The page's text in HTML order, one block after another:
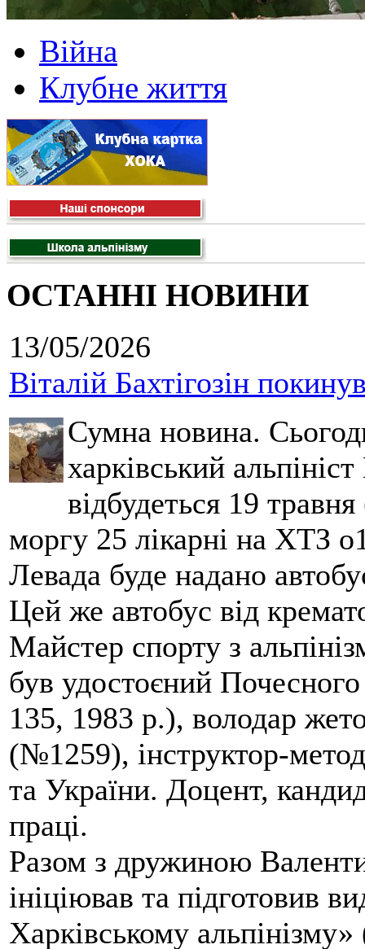
Війна
Клубне життя
ОСТАННІ НОВИНИ
13/05/2026
Віталій Бахтігозін
Сумна новина.
харківський
відбудеться 19
моргу 25 лікарні на ХТЗ
Левада буде надано
Цей же автобус від
Майстер спорту з
був удостоєний
135, 1983 р.), володар
(№1259), інструктор-
та України. Доцент,
праці.
Разом з дружиною
ініціював та підготовив
Харківському